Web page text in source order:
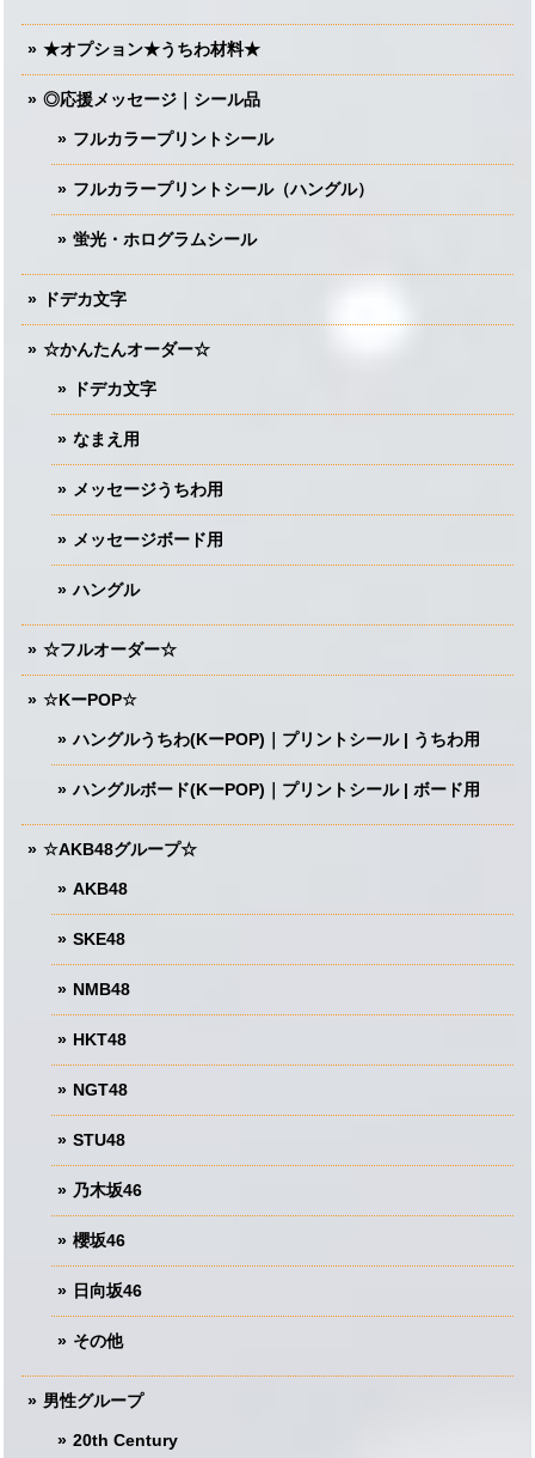
★オプション★うちわ材料★
◎応援メッセージ｜シール品
フルカラープリントシール
フルカラープリントシール（ハングル）
蛍光・ホログラムシール
ドデカ文字
☆かんたんオーダー☆
ドデカ文字
なまえ用
メッセージうちわ用
メッセージボード用
ハングル
☆フルオーダー☆
☆KーPOP☆
ハングルうちわ(KーPOP)｜プリントシール | うちわ用
ハングルボード(KーPOP)｜プリントシール | ボード用
☆AKB48グループ☆
AKB48
SKE48
NMB48
HKT48
NGT48
STU48
乃木坂46
櫻坂46
日向坂46
その他
男性グループ
20th Century